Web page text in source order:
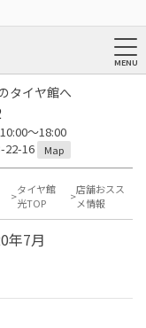
タイヤ館へ
〜18:00
22-16
Map
タイヤ館
光TOP
店舗おスス
メ情報
年7月